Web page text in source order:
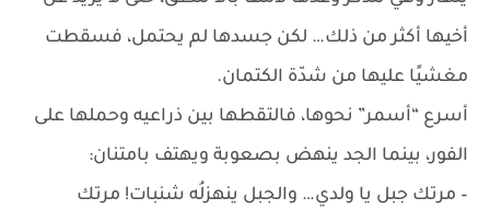
أخيها أكثر من ذلك… لكن جسدها لم يحتمل، فسقطت
مغشيًا عليها من شدّة الكتمان.
أسرع “أسمر” نحوها، فالتقطها بين ذراعيه وحملها على
الفور، بينما الجد ينهض بصعوبة ويهتف بامتنان:
– مرتك جبل يا ولدي… والجبل ينهزلُه شنبات! مرتك